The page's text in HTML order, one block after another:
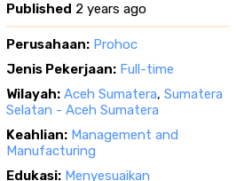
Published 2 years ago
Perusahaan: Prohoc
Jenis Pekerjaan: Full-time
Wilayah: Aceh Sumatera, Sumatera
Selatan - Aceh Sumatera
Keahlian: Management and
Manufacturing
Edukasi: Menyesuaikan